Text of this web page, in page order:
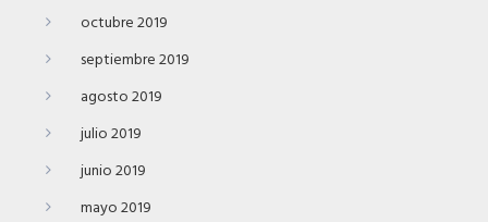
octubre 2019
septiembre 2019
agosto 2019
julio 2019
junio 2019
mayo 2019